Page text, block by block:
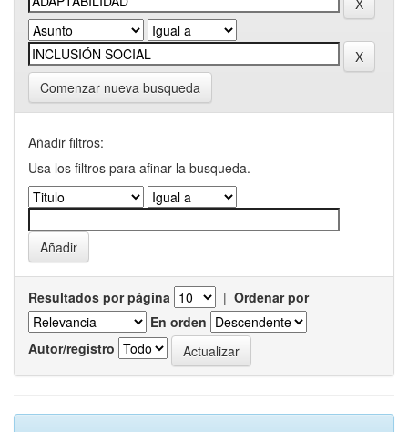
Comenzar nueva busqueda
Añadir filtros:
Usa los filtros para afinar la busqueda.
Resultados por página | Ordenar por
En orden
Autor/registro